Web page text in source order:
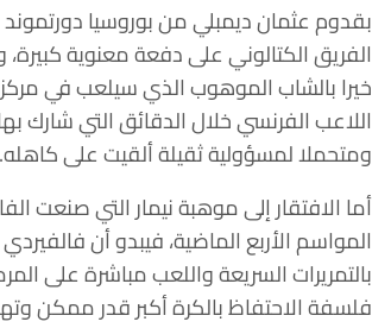
بقدوم عثمان ديمبلي من بوروسيا
الفريق الكتالوني على دفعة معنوية كبيرة،
خيرا بالشاب الموهوب الذي سيلعب في مركز
اللاعب الفرنسي خلال الدقائق التي شارك
ومتحملا لمسؤولية ثقيلة ألقيت على كاهله.
أما الافتقار إلى موهبة نيمار التي صنعت
المواسم الأربع الماضية، فيبدو أن
بالتمريرات السريعة واللعب مباشرة على
فلسفة الاحتفاظ بالكرة أكبر قدر ممكن